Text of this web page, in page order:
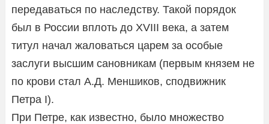
передаваться по наследству. Такой порядок
был в России вплоть до XVIII века, а затем
титул начал жаловаться царем за особые
заслуги высшим сановникам (первым князем не
по крови стал А.Д. Меншиков, сподвижник
Петра I).
При Петре, как известно, было множество